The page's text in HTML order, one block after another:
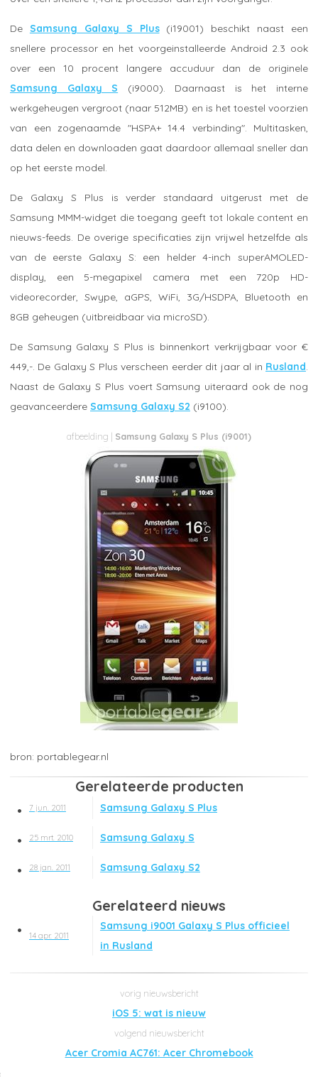
De Samsung Galaxy S Plus(i19001) beschikt naast een
snellere processor en het voorgeinstalleerde Android 2.3 ook
over een 10 procent langere accuduur dan de originele
Samsung Galaxy S (i9000). Daarnaast is het interne
werkgeheugen vergroot (naar 512MB) en is het toestel voorzien
van een zogenaamde "HSPA+ 14.4 verbinding". Multitasken,
data delen en downloaden gaat daardoor allemaal sneller dan
op het eerste model.
De Galaxy S Plus is verder standaard uitgerust met de
Samsung MMM-widget die toegang geeft tot lokale content en
nieuws-feeds. De overige specificaties zijn vrijwel hetzelfde als
van de eerste Galaxy S: een helder 4-inch superAMOLED-
display, een 5-megapixel camera met een 720p HD-
videorecorder, Swype, aGPS, WiFi, 3G/HSDPA, Bluetooth en
8GB geheugen (uitbreidbaar via microSD).
De Samsung Galaxy S Plus is binnenkort verkrijgbaar voor €
449,-. De Galaxy S Plus verscheen eerder dit jaar al in Rusland
Naast de Galaxy S Plus voert Samsung uiteraard ook de nog
geavanceerdere Samsung Galaxy S2 (i9100).
Samsung Galaxy S Plus (i9001)
portablegear.nl
Gerelateerde producten
7 jun. 2011 Samsung Galaxy S Plus
25 mrt. 2010 Samsung Galaxy S
28 jan. 2011 Samsung Galaxy S2
Gerelateerd nieuws
14 apr. 2011
Samsung i9001 Galaxy S Plus officieel
in Rusland
iOS 5: wat is nieuw
Acer Cromia AC761: Acer Chromebook